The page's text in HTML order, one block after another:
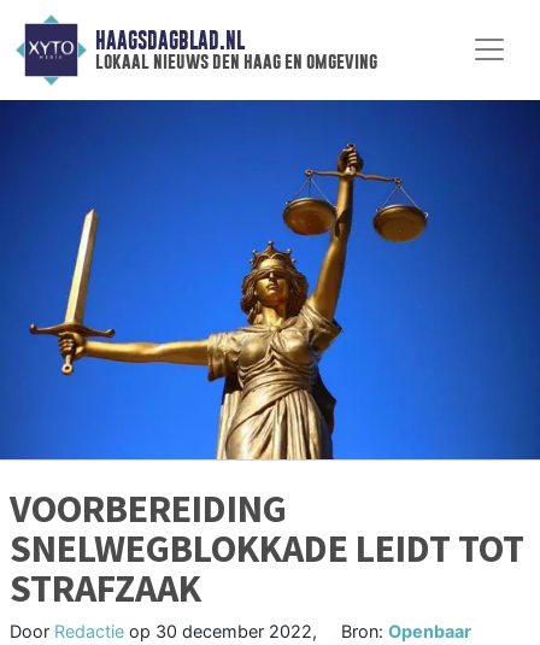
HAAGSDAGBLAD.NL
lokaal nieuws den haag en omgeving
VOORBEREIDING
SNELWEGBLOKKADE LEIDT TOT
STRAFZAAK
Door Redactie op 30 december 2022,
Bron:Openbaar